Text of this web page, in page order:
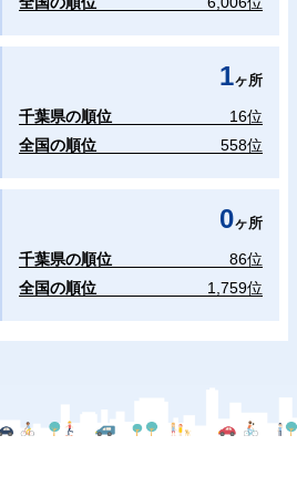
1ヶ所
千葉県の順位
16位
全国の順位
558位
0ヶ所
千葉県の順位
86位
全国の順位
1,759位